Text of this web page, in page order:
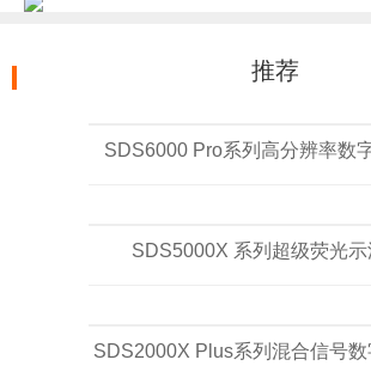
推荐
SDS6000 Pro系列高分辨率数
SDS5000X 系列超级荧光示
SDS2000X Plus系列混合信号数